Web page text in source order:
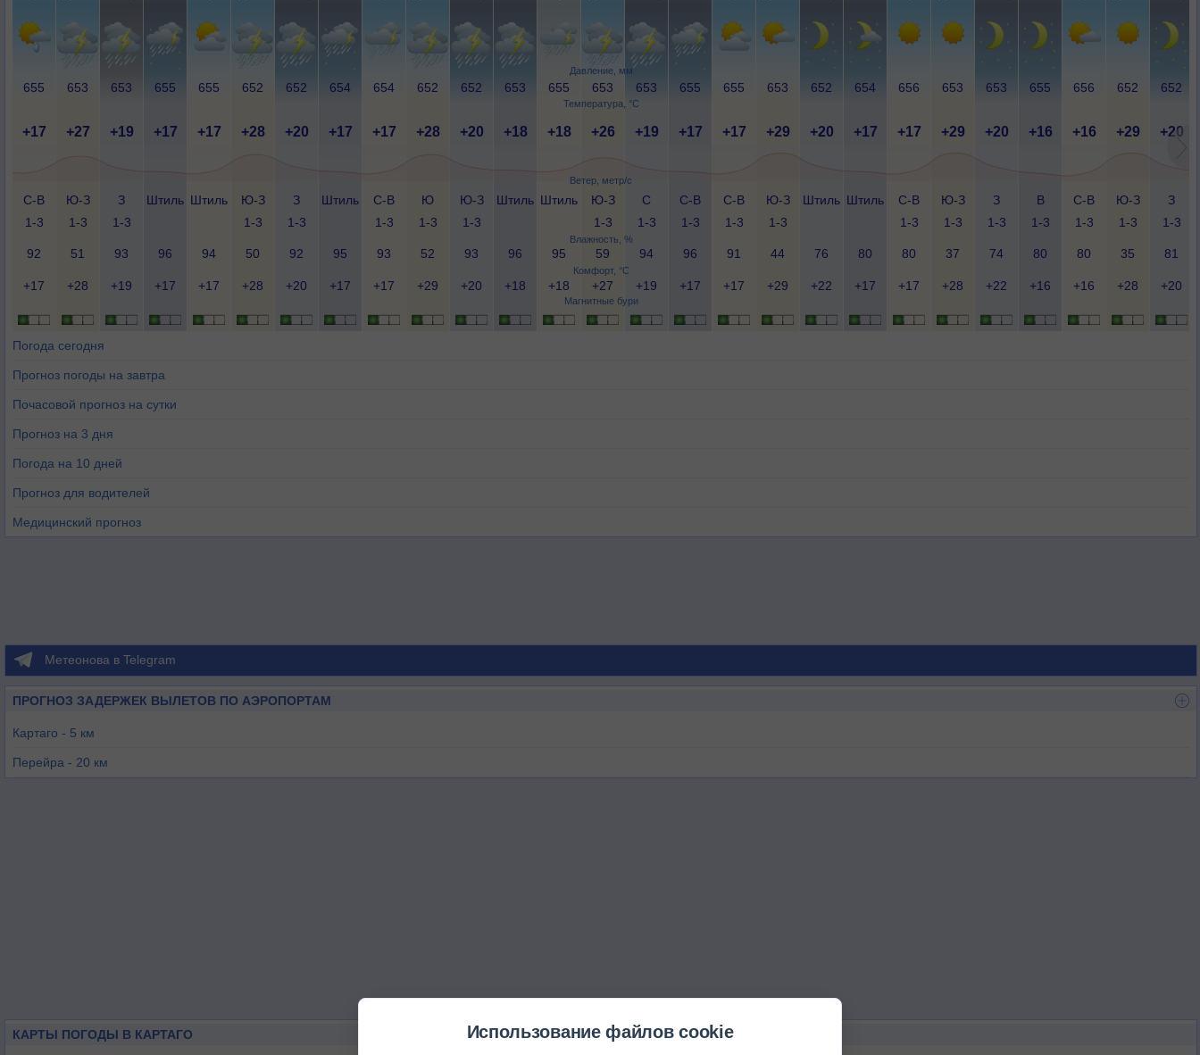
Давление, мм
Температура, °C
Ветер, метр/с
Влажность, %
Комфорт, °C
Магнитные бури
655 653 653 655 655 652 652 654 654 652 652 653 655 653 653 655 655 653 652 654 656 653 653 655 656 652 652
+17 +27 +19 +17 +17 +28 +20 +17 +17 +28 +20 +18 +18 +26 +19 +17 +17 +29 +20 +17 +17 +29 +20 +16 +16 +29 +20
С-В
1-3
Ю-З
1-3
З
1-3
Штиль Штиль
Ю-З
1-3
З
1-3
Штиль
С-В
1-3
Ю
1-3
Ю-З
1-3
Штиль Штиль
Ю-З
1-3
С
1-3
С-В
1-3
С-В
1-3
Ю-З
1-3
Штиль Штиль
С-В
1-3
Ю-З
1-3
З
1-3
В
1-3
С-В
1-3
Ю-З
1-3
З
1-3
92 51 93 96 94 50 92 95 93 52 93 96 95 59 94 96 91 44 76 80 80 37 74 80 80 35 81
+17 +28 +19 +17 +17 +28 +20 +17 +17 +29 +20 +18 +18 +27 +19 +17 +17 +29 +22 +17 +17 +28 +22 +16 +16 +28 +20
Погода сегодня
Прогноз погоды на завтра
Почасовой прогноз на сутки
Прогноз на 3 дня
Погода на 10 дней
Прогноз для водителей
Медицинский прогноз
Метеонова в Telegram
ПРОГНОЗ ЗАДЕРЖЕК ВЫЛЕТОВ ПО АЭРОПОРТАМ
Картаго - 5 км
Перейра - 20 км
КАРТЫ ПОГОДЫ В КАРТАГО
Использование файлов cookie